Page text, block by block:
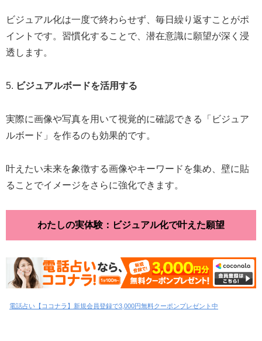
ビジュアル化は一度で終わらせず、毎日繰り返すことがポ
イントです。習慣化することで、潜在意識に願望が深く浸
透します。
5. ビジュアルボードを活用する
実際に画像や写真を用いて視覚的に確認できる「ビジュア
ルボード」を作るのも効果的です。
叶えたい未来を象徴する画像やキーワードを集め、壁に貼
ることでイメージをさらに強化できます。
わたしの実体験：ビジュアル化で叶えた願望
電話占い【ココナラ】新規会員登録で3,000円無料クーポンプレゼント中